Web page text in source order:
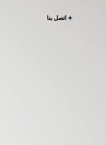
اتصل بنا